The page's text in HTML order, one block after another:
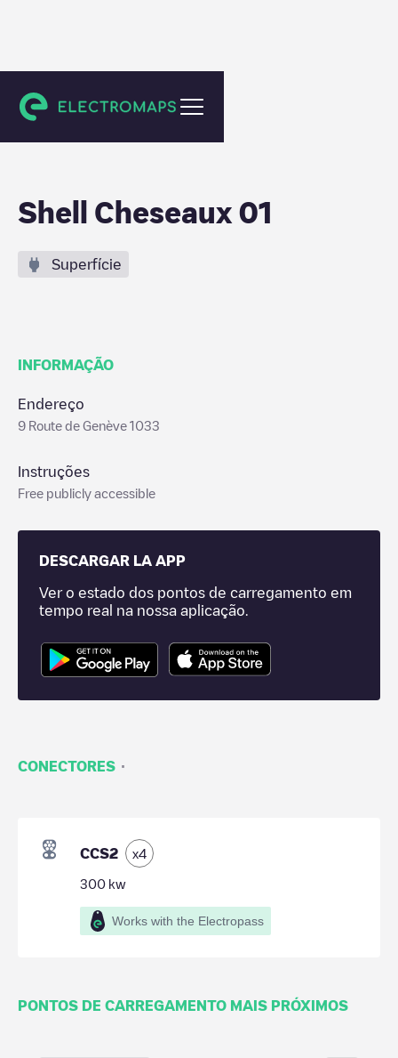
Cheseaux-sur-Lausanne
Shell Cheseaux 01
Superfície
INFORMAÇÃO
Endereço
9 Route de Genève 1033
Instruções
Free publicly accessible
DESCARGAR LA APP
Ver o estado dos pontos de carregamento em
tempo real na nossa aplicação.
CONECTORES ·
CCS2 x4
300 kw
Works with the Electropass
PONTOS DE CARREGAMENTO MAIS PRÓXIMOS